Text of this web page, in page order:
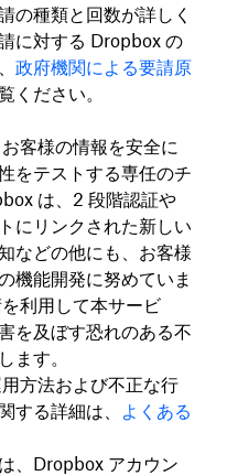
の種類と回数が詳しく
に対する Dropbox の
政府機関による要請原
ください。
客様の情報を安全に
をテストする専任のチ
は、2 段階認証や
にリンクされた新しい
などの他にも、お客様
機能開発に努めていま
利用して本サービ
を及ぼす恐れのある不
ます。
方法および不正な行
する詳細は、 よくある
、Dropbox アカウン